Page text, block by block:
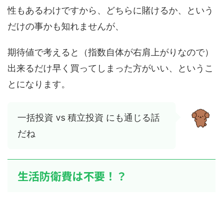
性もあるわけですから、どちらに賭けるか、という
だけの事かも知れませんが、
期待値で考えると（指数自体が右肩上がりなので）
出来るだけ早く買ってしまった方がいい、というこ
とになります。
一括投資 vs 積立投資 にも通じる話
だね
生活防衛費は不要！？